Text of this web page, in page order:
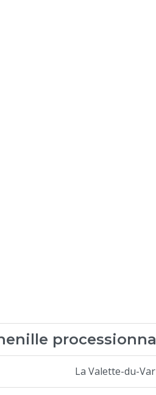
La Valette-du-Var